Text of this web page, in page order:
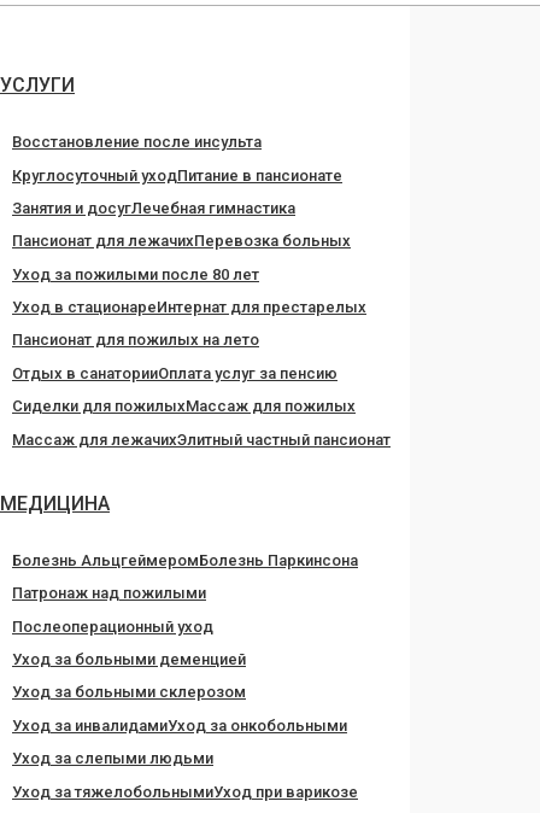
Перейти
содержанию
УСЛУГИ
Восстановление после инсульта
Круглосуточный уходПитание в пансионате
Занятия и досугЛечебная гимнастика
Пансионат для лежачихПеревозка больных
Уход за пожилыми после 80 лет
Уход в стационареИнтернат для престарелых
Пансионат для пожилых на лето
Отдых в санаторииОплата услуг за пенсию
Сиделки для пожилыхМассаж для пожилых
Массаж для лежачихЭлитный частный пансионат
МЕДИЦИНА
Болезнь АльцгеймеромБолезнь Паркинсона
Патронаж над пожилыми
Послеоперационный уход
Уход за больными деменцией
Уход за больными склерозом
Уход за инвалидамиУход за онкобольными
Уход за слепыми людьми
Уход за тяжелобольнымиУход при варикозе